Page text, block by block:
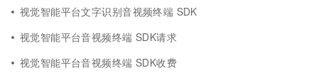
视觉智能平台文字识别音视频终端 SDK
视觉智能平台音视频终端 SDK请求
视觉智能平台音视频终端 SDK收费